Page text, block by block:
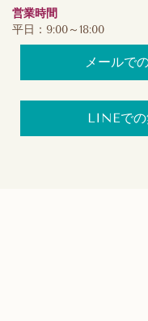
営業時間
平日：9:00～18:00
メールで
LINEで